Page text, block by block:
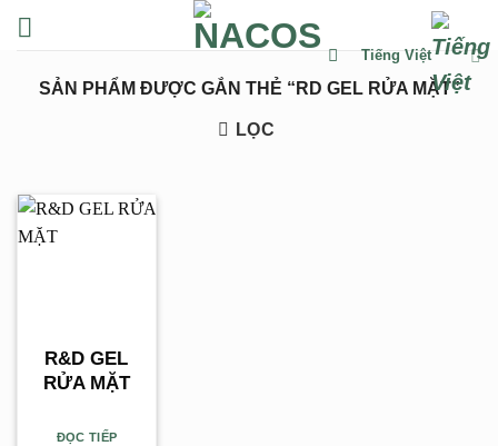
đến
Tiếng Việt
SẢN PHẨM ĐƯỢC GẮN THẺ “RD GEL RỬA MẶT”
LỌC
R&D GEL
RỬA MẶT
ĐỌC TIẾP